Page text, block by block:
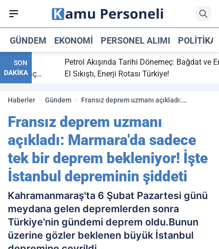
GÜNDEM EKONOMI PERSONEL ALIMI POLITIKA
SON
DAKİKA
bitti,
maç
Petrol Akışında Tarihi Dönemeç: Bağdat ve Erbil
El Sıkıştı, Enerji Rotası Türkiye!
Haberler Gündem
Fransız deprem uzmanı açıkladı:
bekleniyor! İşte İstanbul depreminin
şiddeti
Fransız deprem uzmanı
açıkladı: Marmara'da sadece
tek bir deprem bekleniyor! İşte
İstanbul depreminin şiddeti
Kahramanmaraş'ta 6 Şubat Pazartesi günü
meydana gelen depremlerden sonra
Türkiye'nin gündemi deprem oldu.Bunun
üzerine gözler beklenen büyük İstanbul